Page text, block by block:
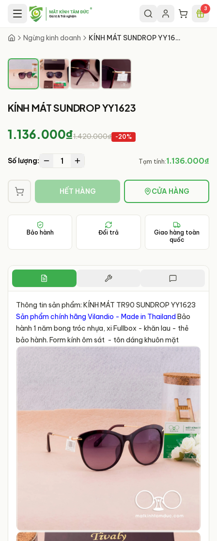
Chuyển đến nội dung chính 3
Ngừng kinh doanh KÍNH MÁT SUNDROP YY1623
KÍNH MÁT SUNDROP YY1623
1.136.000₫1.420.000₫ -20%
Số lượng: 1 Tạm tính:1.136.000₫
HẾT HÀNG CỬA HÀNG
Bảo hành Đổi trả
Giao hàng toàn
quốc
Thông tin sản phẩm: KÍNH MÁT TR90 SUNDROP YY1623
Sản phẩm chính hãng Vilandio - Made in Thailand Bảo
hành 1 năm bong tróc nhựa, xi Fullbox - khăn lau - thẻ
bảo hành. Form kính ôm sát - tôn dáng khuôn mặt